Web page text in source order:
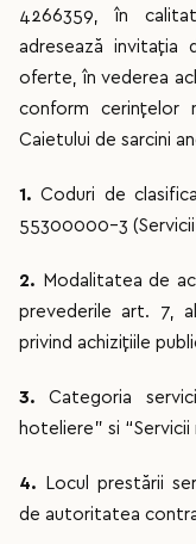
4266359, în
adresează invitaţia
oferte, în vederea
conform cerințelor
Caietului de sarcini
1. Coduri de
55300000-3 (Servicii
2. Modalitatea de
prevederile art. 7,
privind achizițiile
3. Categoria
hoteliere” si
4. Locul prestării
de autoritatea